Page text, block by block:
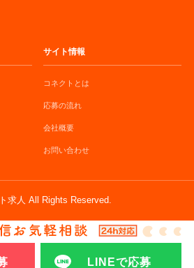
サイト情報
コネクトとは
応募の流れ
会社概要
お問い合わせ
求人 All Rights Reserved.
LINEで応募